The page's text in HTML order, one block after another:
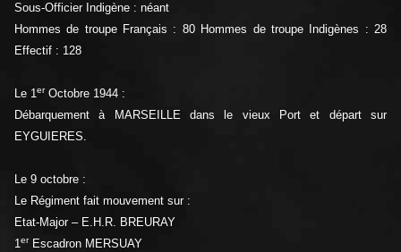
Sous-Officier Indigène : néant
Hommes de troupe Français : 80 Hommes de troupe Indigènes : 28
Effectif : 128
Le 1erOctobre 1944 :
Débarquement à MARSEILLE dans le vieux Port et départ sur
EYGUIERES.
Le 9 octobre :
Le Régiment fait mouvement sur :
Etat-Major – E.H.R. BREURAY
1erEscadron MERSUAY